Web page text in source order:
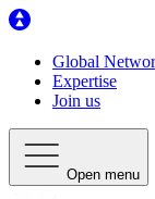
Global
Expertise
Join us
Open menu